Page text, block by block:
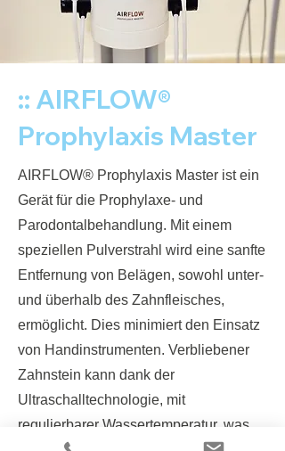
:: AIRFLOW®
Prophylaxis Master
AIRFLOW® Prophylaxis Master ist ein
Gerät für die Prophylaxe- und
Parodontalbehandlung. Mit einem
speziellen Pulverstrahl wird eine sanfte
Entfernung von Belägen, sowohl unter-
und überhalb des Zahnfleisches,
ermöglicht. Dies minimiert den Einsatz
von Handinstrumenten. Verbliebener
Zahnstein kann dank der
Ultraschalltechnologie, mit
regulierbarer Wassertemperatur, was